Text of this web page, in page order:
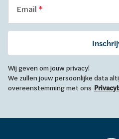
Email
Wij geven om jouw privacy!
We zullen jouw persoonlijke data
overeenstemming met ons